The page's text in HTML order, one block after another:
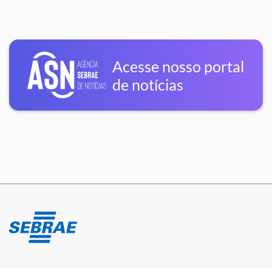
Acesse nosso portal
de notícias